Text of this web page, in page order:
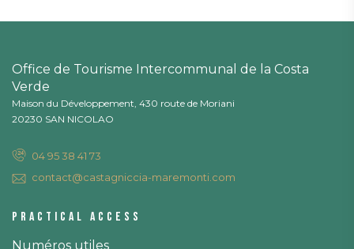
Office de Tourisme Intercommunal de la Costa
Verde
Maison du Développement, 430 route de Moriani
20230 SAN NICOLAO
04 95 38 41 73
contact@castagniccia-maremonti.com
Practical access
Numéros utiles